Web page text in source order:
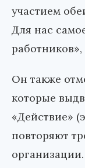
участием
Для нас
Он также
которые
«Действие»
повторяют
организации.